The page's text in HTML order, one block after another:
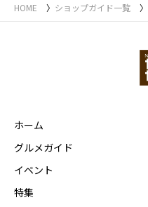
HOME ショップガイド一覧
ホーム
グルメガイド
イベント
特集